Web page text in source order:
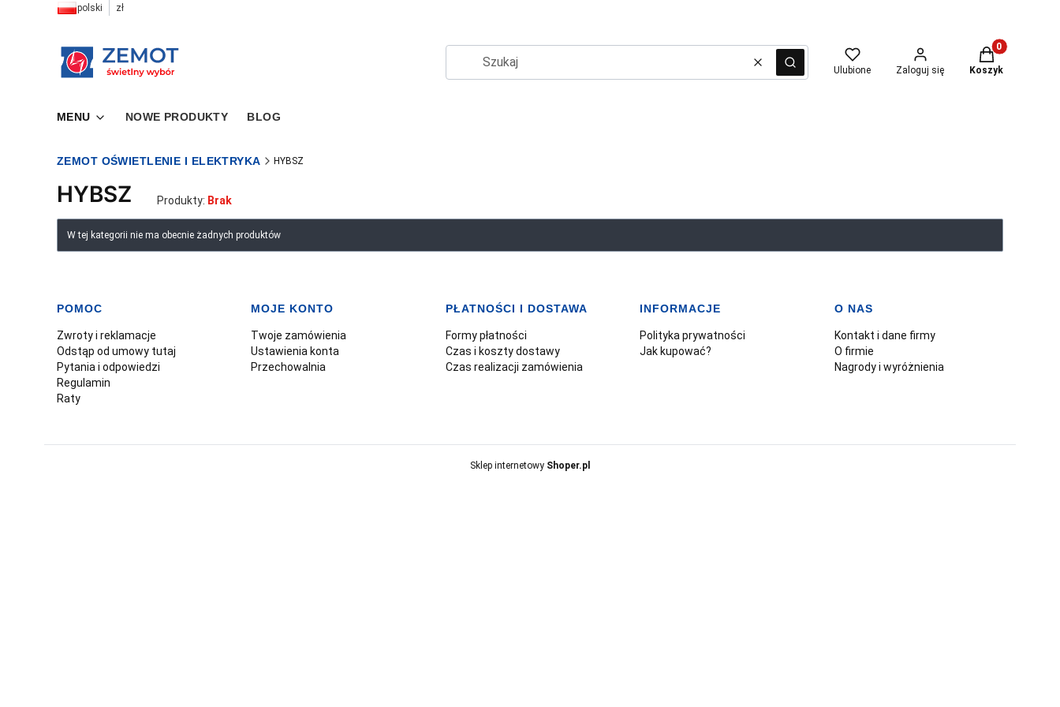
polski zł
WyczyśćSzukaj Ulubione Zaloguj się
Produkty w
Koszyk
MENU NOWE PRODUKTY BLOG
ZEMOT OŚWIETLENIE I ELEKTRYKA HYBSZ
HYBSZ Produkty: Brak
Lista produktów
W tej kategorii nie ma obecnie żadnych produktów
Linki w stopce
POMOC
Zwroty i reklamacje
Odstąp od umowy tutaj
Pytania i odpowiedzi
Regulamin
Raty
MOJE KONTO
Twoje zamówienia
Ustawienia konta
Przechowalnia
PŁATNOŚCI I DOSTAWA
Formy płatności
Czas i koszty dostawy
Czas realizacji zamówienia
INFORMACJE
Polityka prywatności
Jak kupować?
O NAS
Kontakt i dane firmy
O firmie
Nagrody i wyróżnienia
Sklep internetowy Shoper.pl